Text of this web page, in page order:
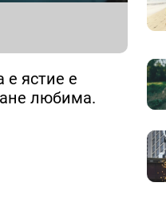
е ястие е
любима.